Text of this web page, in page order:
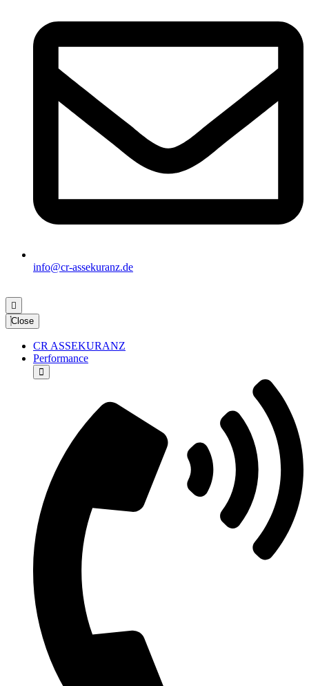
info@cr-assekuranz.de
Close
CR ASSEKURANZ
Performance